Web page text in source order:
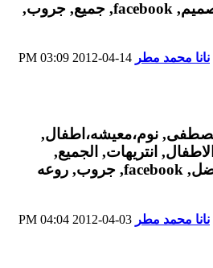
نانا محمد مطر
03:09 PM
نانا محمد مطر
04:04 PM